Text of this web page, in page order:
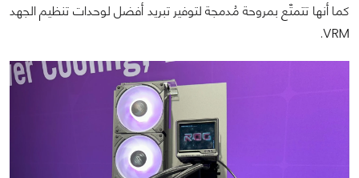
كما أنها تتمتّع بمروحة مُدمجة لتوفير تبريد أفضل لوحدات تنظيم الجهد
VRM.